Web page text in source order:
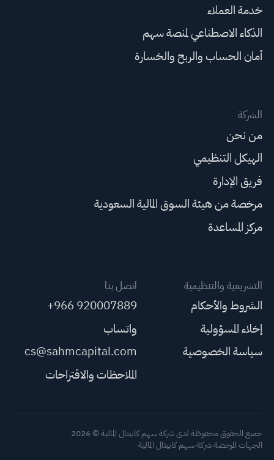
خدمة العملاء
الذكاء الاصطناعي لمنصة سهم
أمان الحساب والربح والخسارة
الشركة
من نحن
الهيكل التنظيمي
فريق الإدارة
مرخصة من هيئة السوق المالية السعودية
مركز المساعدة
التشريعية والتنظيمية
الشروط والأحكام
إخلاء المسؤولية
سياسة الخصوصية
اتصل بنا
+966 920007889
واتساب
cs@sahmcapital.com
الملاحظات والاقتراحات
جميع الحقوق محفوظة لدى شركة سهم كابيتال المالية © 2026
الجهات المرخصة شركة سهم كابيتال المالية